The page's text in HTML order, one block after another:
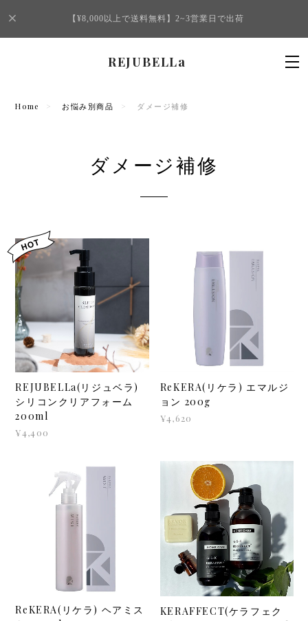
【¥8,000以上で送料無料】2~3営業日で出荷
REJUBELLa
Home お悩み別商品 ダメージ補修
ダメージ補修
REJUBELLa(リジュベラ)
シリコンクリアフォーム
200ml
¥4,400
ReKERA(リケラ) エマルジ
ョン 200g
¥4,620
ReKERA(リケラ) ヘアミス
KERAFFECT(ケラフェク